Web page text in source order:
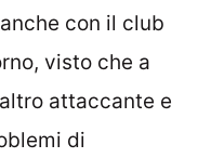
con il club
visto che a
attaccante e
di